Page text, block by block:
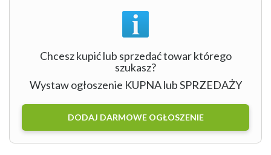
Chcesz kupić lub sprzedać towar którego
szukasz?
Wystaw ogłoszenie KUPNA lub SPRZEDAŻY
DODAJ DARMOWE OGŁOSZENIE